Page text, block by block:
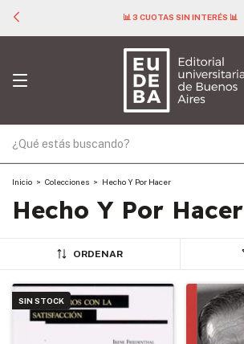
📊 3 CUOTAS SIN INTERÉS 📊
Inicio > Colecciones > Hecho Y Por Hacer
Hecho Y Por Hacer
ORDENAR
SIN STOCK